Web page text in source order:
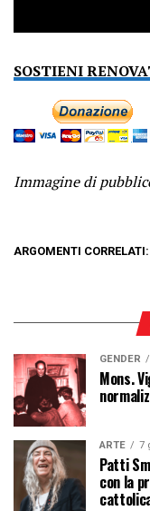
SOSTIENI
Immagine di
ARGOMENTI CORRELATI:
GENDER
Mons.
ARTE 7
Patti
con la